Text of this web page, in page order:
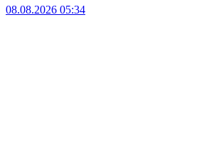
08.08.2026 05:34